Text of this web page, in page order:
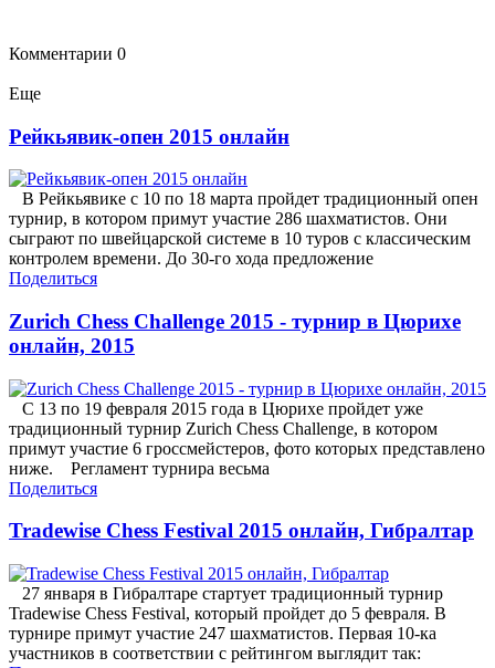
Комментарии 0
Еще
Рейкьявик-опен 2015 онлайн
В Рейкьявике с 10 по 18 марта пройдет традиционный опен
турнир, в котором примут участие 286 шахматистов. Они
сыграют по швейцарской системе в 10 туров с классическим
контролем времени. До 30-го хода предложение
Поделиться
Zurich Chess Challenge 2015 - турнир в Цюрихе
онлайн, 2015
С 13 по 19 февраля 2015 года в Цюрихе пройдет уже
традиционный турнир Zurich Chess Challenge, в котором
примут участие 6 гроссмейстеров, фото которых представлено
ниже. Регламент турнира весьма
Поделиться
Tradewise Chess Festival 2015 онлайн, Гибралтар
27 января в Гибралтаре стартует традиционный турнир
Tradewise Chess Festival, который пройдет до 5 февраля. В
турнире примут участие 247 шахматистов. Первая 10-ка
участников в соответствии с рейтингом выглядит так: